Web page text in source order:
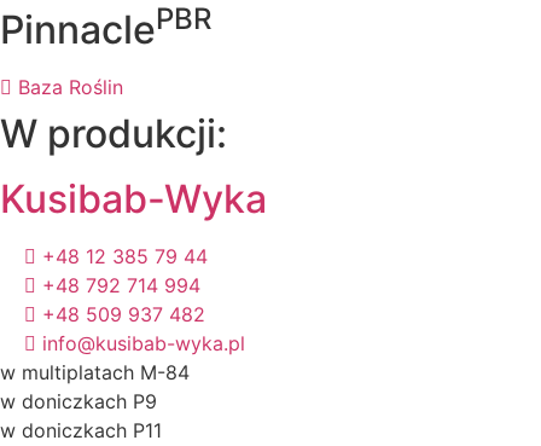
PinnaclePBR
Baza Roślin
W produkcji:
Kusibab-Wyka
+48 12 385 79 44
+48 792 714 994
+48 509 937 482
info@kusibab-wyka.pl
w multiplatach M-84
w doniczkach P9
w doniczkach P11